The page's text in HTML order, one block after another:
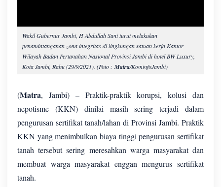
Wakil Gubernur Jambi, H Abdullah Sani turut melakukan
penandatanganan zona integritas di lingkungan satuan kerja Kantor
Wilayah Badan Pertanahan Nasional Provinsi Jambi di hotel BW Luxury,
Kota Jambi, Rabu (29/9/2021). (Foto : Matra/KominfoJambi)
(Matra, Jambi) – Praktik-praktik korupsi, kolusi dan
nepotisme (KKN) dinilai masih sering terjadi dalam
pengurusan sertifikat tanah/lahan di Provinsi Jambi. Praktik
KKN yang menimbulkan biaya tinggi pengurusan sertifikat
tanah tersebut sering meresahkan warga masyarakat dan
membuat warga masyarakat enggan mengurus sertifikat
tanah.